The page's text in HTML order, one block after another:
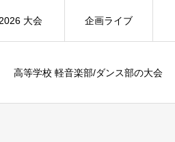
高等学校 軽音楽部/ダンス部の大会
2026 大会 企画ライブ